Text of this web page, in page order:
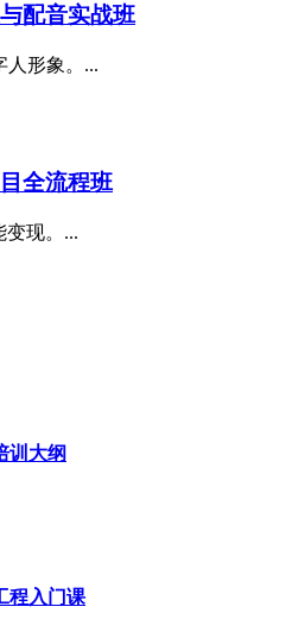
配音实战班
人形象。...
全流程班
变现。...
训大纲
程入门课